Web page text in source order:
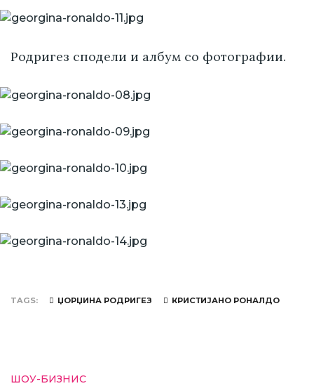
Родригез сподели и албум со фотографии.
TAGS ЏОРЏИНА РОДРИГЕЗ КРИСТИЈАНО РОНАЛДО
ШОУ-БИЗНИС